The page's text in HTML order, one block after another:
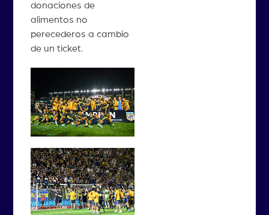
donaciones de
alimentos no
perecederos a cambio
de un ticket.